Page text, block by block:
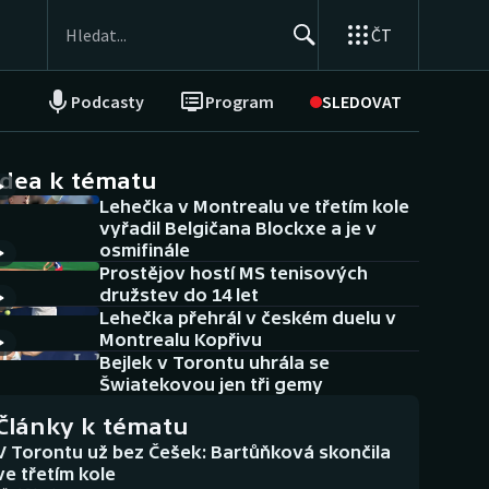
ČT
Podcasty Program SLEDOVAT
NEPŘEHLÉDNĚTE
Historické návraty
Aplikace ČT sport
AZ kvíz
k tématu
Lehečka v Montrealu ve třetím kole
vyřadil Belgičana Blockxe a je v
osmifinále
Prostějov hostí MS tenisových
družstev do 14 let
Lehečka přehrál v českém duelu v
Montrealu Kopřivu
Bejlek v Torontu uhrála se
Šwiatekovou jen tři gemy
k tématu
Torontu už bez Češek: Bartůňková skončila
třetím kole